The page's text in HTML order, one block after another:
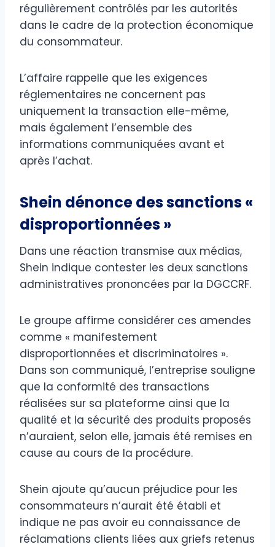
régulièrement contrôlés par les autorités
dans le cadre de la protection économique
du consommateur.
L’affaire rappelle que les exigences
réglementaires ne concernent pas
uniquement la transaction elle-même,
mais également l’ensemble des
informations communiquées avant et
après l’achat.
Shein dénonce des sanctions «
disproportionnées »
Dans une réaction transmise aux médias,
Shein indique contester les deux sanctions
administratives prononcées par la DGCCRF.
Le groupe affirme considérer ces amendes
comme « manifestement
disproportionnées et discriminatoires ».
Dans son communiqué, l’entreprise souligne
que la conformité des transactions
réalisées sur sa plateforme ainsi que la
qualité et la sécurité des produits proposés
n’auraient, selon elle, jamais été remises en
cause au cours de la procédure.
Shein ajoute qu’aucun préjudice pour les
consommateurs n’aurait été établi et
indique ne pas avoir eu connaissance de
réclamations clients liées aux griefs retenus